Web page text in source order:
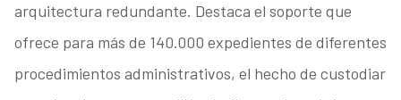
arquitectura redundante. Destaca el soporte que
ofrece para más de 140.000 expedientes de diferentes
procedimientos administrativos, el hecho de custodiar